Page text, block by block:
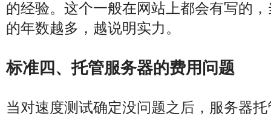
的经验。这个一般在网站上都会有写的
的年数越多，越说明实力。
标准四、托管服务器的费用问题
当对速度测试确定没问题之后，服务器